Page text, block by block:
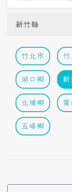
新竹縣
竹北市 竹
湖口鄉
北埔鄉
五峰鄉